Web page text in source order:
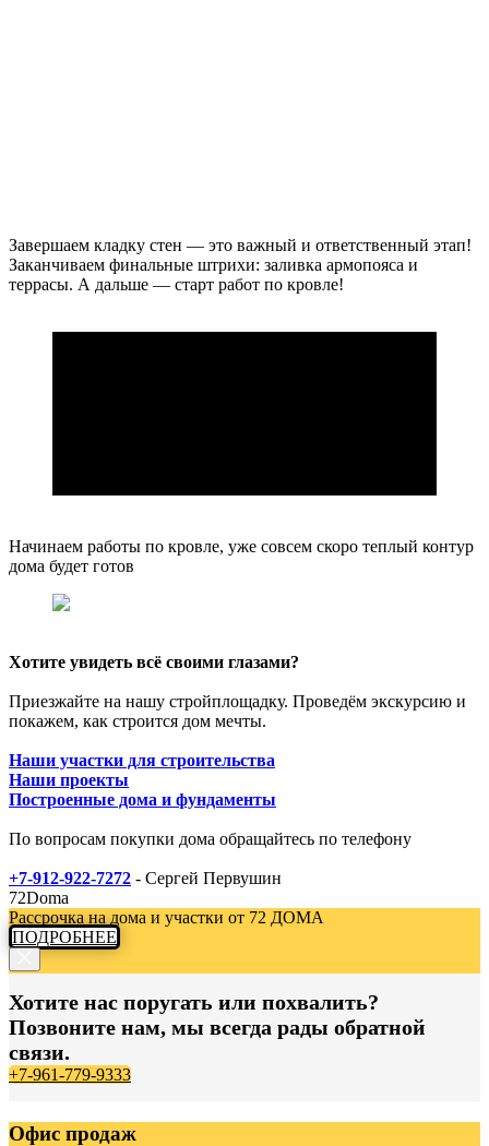
Завершаем кладку стен — это важный и ответственный этап!
Заканчиваем финальные штрихи: заливка армопояса и
террасы. А дальше — старт работ по кровле!
Начинаем работы по кровле, уже совсем скоро теплый контур
дома будет готов
Хотите увидеть всё своими глазами?
Приезжайте на нашу стройплощадку. Проведём экскурсию и
покажем, как строится дом мечты.
Наши участки для строительства
Наши проекты
Построенные дома и фундаменты
По вопросам покупки дома обращайтесь по телефону
+7-912-922-7272 - Сергей Первушин
72Doma
Рассрочка на дома и участки от 72 ДОМА
ПОДРОБНЕЕ
Хотите нас поругать или похвалить?
Позвоните нам, мы всегда рады обратной
связи.
+7-961-779-9333
Офис продаж